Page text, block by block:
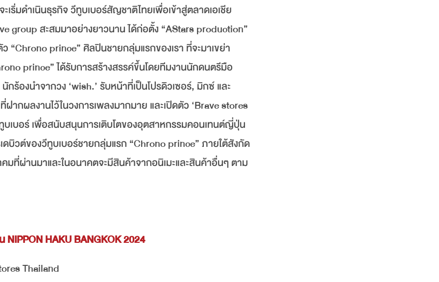
เริ่มดำเนินธุรกิจ วีทูบเบอร์สัญชาติไทยเพื่อเข้าสู่ตลาดเอเชีย
group สะสมมาอย่างยาวนาน ได้ก่อตั้ง “AStars production”
“Chrono prince” ศิลปินชายกลุ่มแรกของเรา ที่จะมาเขย่า
prince” ได้รับการสร้างสรรค์ขึ้นโดยทีมงานนักดนตรีมือ
ร้องนำจากวง ‘wish.’ รับหน้าที่เป็นโปรดิวเซอร์, มิกซ์ และ
ผลงานไว้ในวงการเพลงมากมาย และเปิดตัว ‘Brave stores
เบอร์ เพื่อสนับสนุนการเติบโตของอุตสาหกรรมคอนเทนต์ญี่ปุ่น
ดบิวต์ของวีทูบเบอร์ชายกลุ่มแรก “Chrono prince” ภายใต้สังกัด
มที่ผ่านมาและในอนาคตจะมีสินค้าจากอนิเมะและสินค้าอื่นๆ ตาม
NIPPON HAKU BANGKOK 2024
Thailand